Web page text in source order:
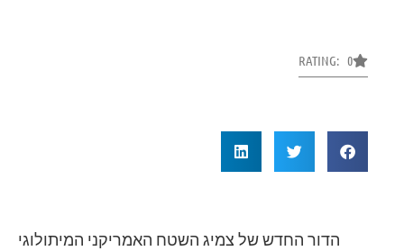
RATING: 0
הדור החדש של צמיג השטח האמריקני המיתולוגי